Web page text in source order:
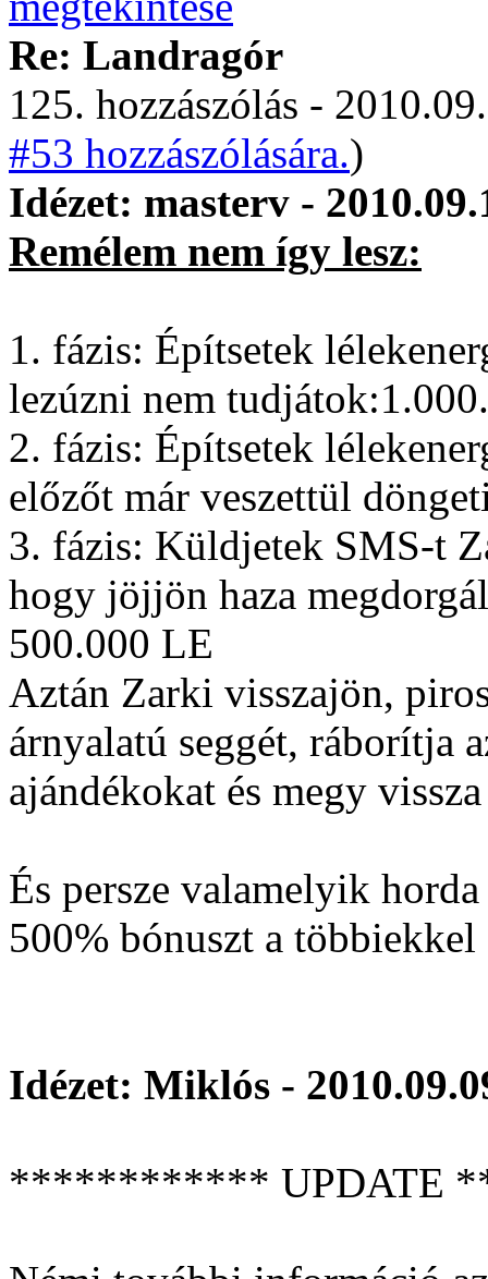
Re: Landragór
125. hozzászólás -
#53 hozzászólására.)
Idézet: masterv -
Remélem nem így lesz:
1. fázis: Építsetek
lezúzni nem
2. fázis: Építsetek
előzőt már veszettül
3. fázis: Küldjetek SMS-t
hogy jöjjön haza
500.000 LE
Aztán Zarki visszajön,
árnyalatú seggét, ráborítja
ajándékokat és megy
És persze valamelyik
500% bónuszt a
Idézet: Miklós -
************ UPDATE